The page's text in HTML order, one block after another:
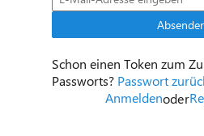
Schon einen Token zum
Passworts? Passwort
Anmeldenoder